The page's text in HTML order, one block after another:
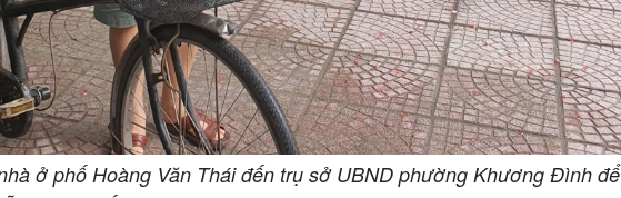
ở phố Hoàng Văn Thái đến trụ sở UBND phường Khương Đình để